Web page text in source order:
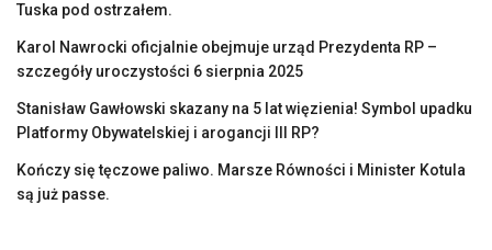
Tuska pod ostrzałem.
Karol Nawrocki oficjalnie obejmuje urząd Prezydenta RP –
szczegóły uroczystości 6 sierpnia 2025
Stanisław Gawłowski skazany na 5 lat więzienia! Symbol upadku
Platformy Obywatelskiej i arogancji III RP?
Kończy się tęczowe paliwo. Marsze Równości i Minister Kotula
są już passe.